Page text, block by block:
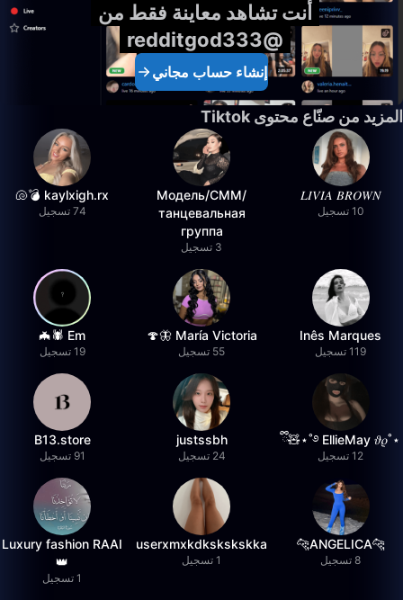
أنت تشاهد معاينة فقط من
@redditgod333
إنشاء حساب مجاني
المزيد من صنّاع محتوى Tiktok
𝐿𝐼𝑉𝐼𝐴 𝐵𝑅𝑂𝑊𝑁
10 تسجيل
Модель/СММ/
танцевальная
группа
3 تسجيل
kaylxigh.rx 💣🐚
74 تسجيل
Inês Marques
119 تسجيل
María Victoria 🦋🍄
55 تسجيل
Em 🕷️🦇
19 تسجيل
⋆˚࿔ EllieMay 𝜗𝜚˚⋆🧸ྀི
12 تسجيل
justssbh
24 تسجيل
B13.store
91 تسجيل
🐆ANGELICA🐆
8 تسجيل
userxmxkdkskskskka
1 تسجيل
Luxury fashion RAAI
👑
1 تسجيل